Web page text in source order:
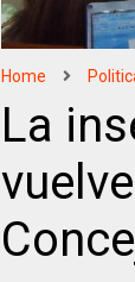
Home
La